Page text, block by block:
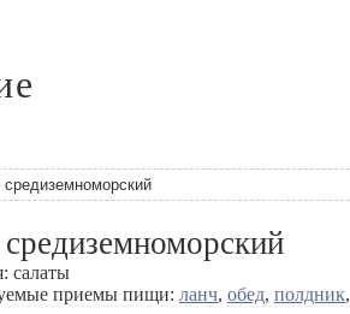
средиземноморский
салаты
приемы пищи: ланч, обед, полдник,